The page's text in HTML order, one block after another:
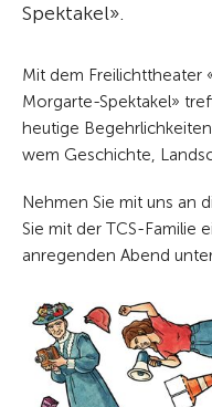
Spektakel».
Mit dem Freilichttheater
Morgarte-Spektakel»
heutige
wem Geschichte,
Nehmen Sie mit uns an
Sie mit der TCS-Familie
anregenden Abend